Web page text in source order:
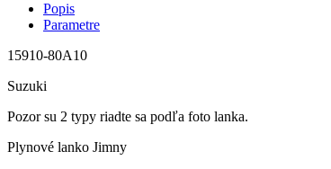
Popis
Parametre
15910-80A10
Suzuki
Pozor su 2 typy riadte sa podľa foto lanka.
Plynové lanko Jimny